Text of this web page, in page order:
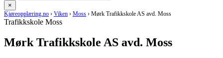
×
Kjøreopplæring.no › Viken › Moss › Mørk Trafikkskole AS avd. Moss
Trafikkskole Moss
Mørk Trafikkskole AS avd. Moss